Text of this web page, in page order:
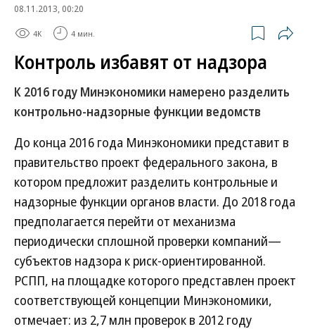
08.11.2013, 00:20
4K 4 мин.
Контроль избавят от надзора
К 2016 году Минэкономики намерено разделить
контрольно-надзорные функции ведомств
До конца 2016 года Минэкономики представит в
правительство проект федерального закона, в
котором предложит разделить контрольные и
надзорные функции органов власти. До 2018 года
предполагается перейти от механизма
периодически сплошной проверки компаний—
субъектов надзора к риск-ориентированной.
РСПП, на площадке которого представлен проект
соответствующей концепции Минэкономики,
отмечает: из 2,7 млн проверок в 2012 году